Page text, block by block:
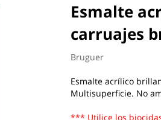
Esmalte
carruajes
Bruguer
Esmalte acrílico
Multisuperficie. No
*** Utilice los